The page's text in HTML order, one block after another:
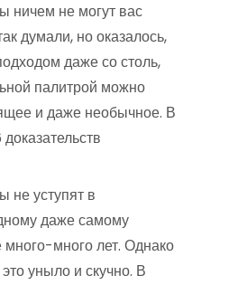
ничем не могут вас
думали, но оказалось,
даже со столь,
палитрой можно
и даже необычное. В
не уступят в
даже самому
много лет. Однако
уныло и скучно. В